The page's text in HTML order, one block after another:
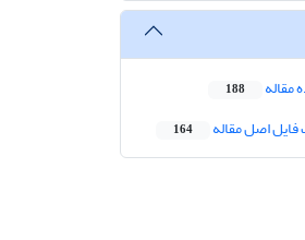
مقاله 188
اصل مقاله 164